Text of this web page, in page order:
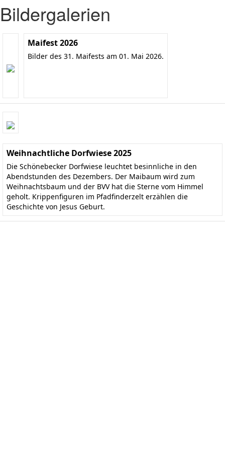
Bildergalerien
Maifest 2026
Bilder des 31. Maifests am 01. Mai 2026.
Weihnachtliche Dorfwiese 2025
Die Schönebecker Dorfwiese leuchtet besinnliche in den
Abendstunden des Dezembers. Der Maibaum wird zum
Weihnachtsbaum und der BVV hat die Sterne vom Himmel
geholt. Krippenfiguren im Pfadfinderzelt erzählen die
Geschichte von Jesus Geburt.